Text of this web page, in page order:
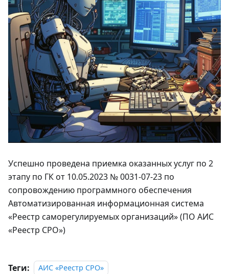
Успешно проведена приемка оказанных услуг по 2
этапу по ГК от 10.05.2023 № 0031-07-23 по
сопровождению программного обеспечения
Автоматизированная информационная система
«Реестр саморегулируемых организаций» (ПО АИС
«Реестр СРО»)
Теги: АИС «Реестр СРО»